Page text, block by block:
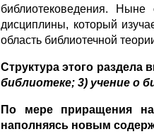
библиотековедения. Ныне
дисциплины, который
область библиотечной
Структура этого раздела
библиотеке; 3) учение о
По мере приращения
наполняясь новым